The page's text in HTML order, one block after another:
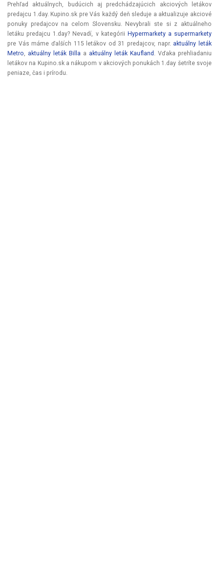
Prehľad aktuálnych, budúcich aj predchádzajúcich akciových letákov
predajcu 1.day. Kupino.sk pre Vás každý deň sleduje a aktualizuje akciové
ponuky predajcov na celom Slovensku. Nevybrali ste si z aktuálneho
letáku predajcu 1.day? Nevadí, v kategórii Hypermarkety a supermarkety
pre Vás máme ďalších 115 letákov od 31 predajcov, napr. aktuálny leták
Metro
aktuálny leták Billa a aktuálny leták Kaufland
. Vďaka prehliadaniu
letákov na Kupino.sk a nákupom v akciových ponukách 1.day šetríte svoje
peniaze, čas i prírodu.